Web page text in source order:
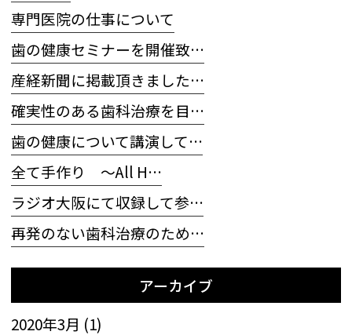
専門医院の仕事について
歯の健康セミナーを開催致…
産経新聞に掲載頂きました…
確実性のある歯科治療を目…
歯の健康について講演して…
全て手作り 〜All H…
ラジオ大阪にて収録して参…
再発のない歯科治療のため…
アーカイブ
2020年3月 (1)